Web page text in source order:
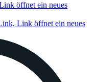
öffnet ein neues
Link öffnet ein neues